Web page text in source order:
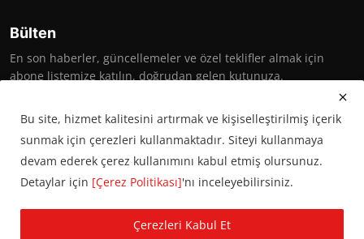
Bülten
En son haberler, güncellemeler ve özel teklifler almak için
abone listemize katılın, doğrudan gelen kutunuza.
Abone Ol
KVKK Aydınlatma Metni
Bu site, hizmet kalitesini artırmak ve kişiselleştirilmiş içerik
sunmak için çerezleri kullanmaktadır. Siteyi kullanmaya
devam ederek çerez kullanımını kabul etmiş olursunuz.
Detaylar için [Çerez Politikası]'nı inceleyebilirsiniz.
Çerezleri Kabul Et